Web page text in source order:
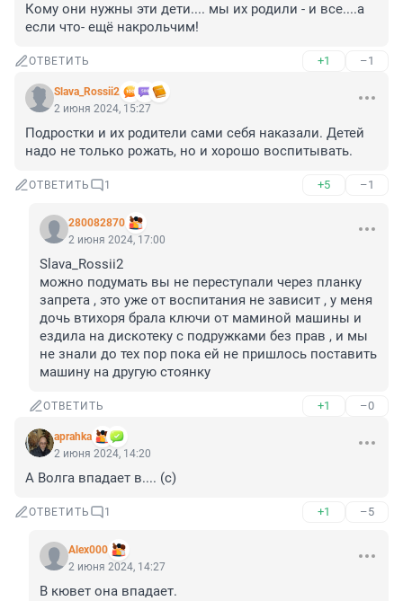
Кому они нужны эти дети.... мы их родили - и все....а
если что- ещё накрольчим!
ОТВЕТИТЬ +1 –1
Slava_Rossii2
2 июня 2024, 15:27
Подростки и их родители сами себя наказали. Детей
надо не только рожать, но и хорошо воспитывать.
ОТВЕТИТЬ 1 +5 –1
280082870
2 июня 2024, 17:00
Slava_Rossii2
можно подумать вы не переступали через планку
запрета , это уже от воспитания не зависит , у меня
дочь втихоря брала ключи от маминой машины и
ездила на дискотеку с подружками без прав , и мы
не знали до тех пор пока ей не пришлось поставить
машину на другую стоянку
ОТВЕТИТЬ +1 –0
aprahka
2 июня 2024, 14:20
А Волга впадает в.... (с)
ОТВЕТИТЬ 1 +1 –5
Alex000
2 июня 2024, 14:27
В кювет она впадает.